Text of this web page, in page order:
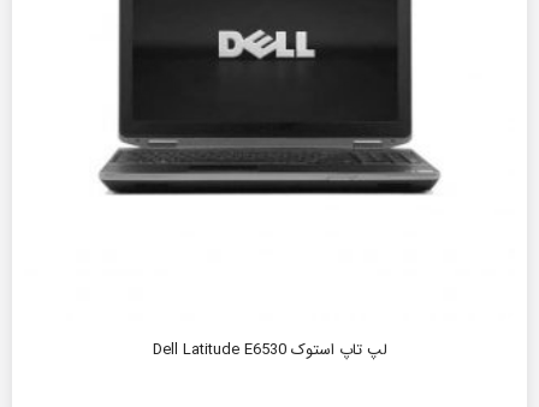
لپ تاپ استوک Dell Latitude E6530